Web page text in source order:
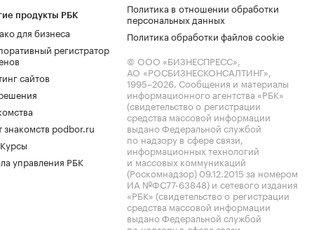
продукты РБК
для бизнеса
регистратор
сайтов
знакомств podbor.ru
управления РБК
Политика в отношении обработки
персональных данных
Политика обработки файлов cookie
© ООО «БИЗНЕСПРЕСС»,
АО «РОСБИЗНЕСКОНСАЛТИНГ»,
1995–2026. Сообщения и материалы
информационного агентства «РБК»
(свидетельство о регистрации
средства массовой информации
выдано Федеральной службой
по надзору в сфере связи,
информационных технологий
и массовых коммуникаций
(Роскомнадзор) 09.12.2015 за номером
ИА №ФС77-63848) и сетевого издания
«РБК» (свидетельство о регистрации
средства массовой информации
выдано Федеральной службой